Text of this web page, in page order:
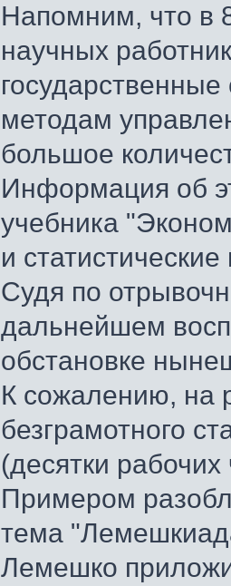
Напомним, что в
научных
методам
большое
Информация об
учебника
и
Судя по
дальнейшем
обстановке
К сожалению, на
безграмотного
(десятки рабочих
Примером
тема
Лемешко